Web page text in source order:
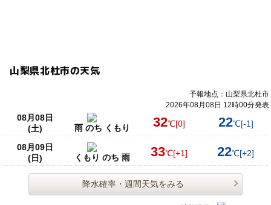
山梨県北杜市の天気
予報地点：山梨県北杜市
2026年08月08日 12時00分発表
08月08日
(土)
雨 のち くもり 32℃[0] 22℃[-1]
08月09日
(日)
くもり のち 雨 33℃[+1] 22℃[+2]
降水確率・週間天気をみる